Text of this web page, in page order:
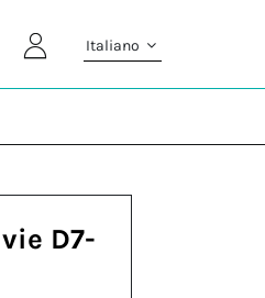
Italiano
D7-